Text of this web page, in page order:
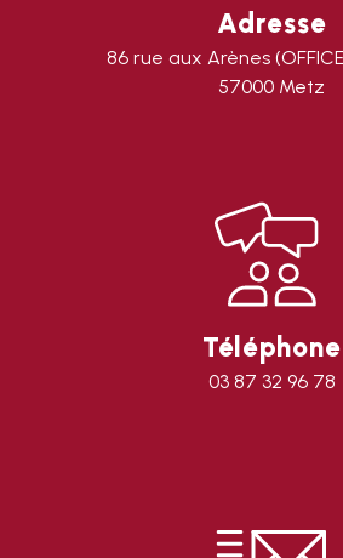
Adresse
86 rue aux Arènes
57000 Metz
Téléphone
03 87 32 96 78